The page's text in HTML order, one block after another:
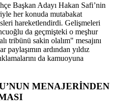
Başkan Adayı Hakan Safi’nin
her konuda mutabakat
hareketlendirdi. Gelişmeleri
da geçmişteki o meşhur
tribünü sakin olalım" mesajını
paylaşımın ardından yıldız
da kamuoyuna
MENAJERİNDEN